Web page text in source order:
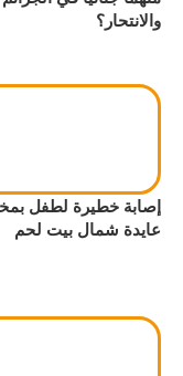
والانتحار؟
إصابة خطيرة لطفل
عايدة شمال بيت لحم